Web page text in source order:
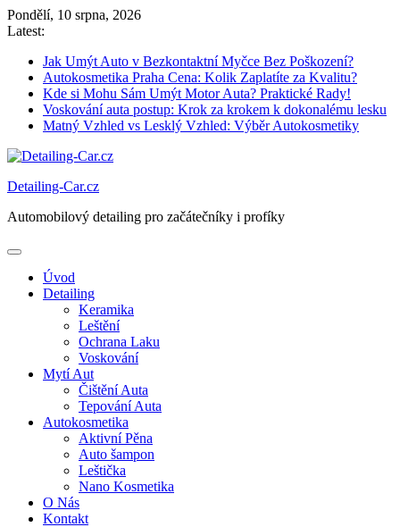
Skip
to
Pondělí, 10 srpna, 2026
Latest:
Jak Umýt Auto v Bezkontaktní Myčce Bez Poškození?
Autokosmetika Praha Cena: Kolik Zaplatíte za Kvalitu?
Kde si Mohu Sám Umýt Motor Auta? Praktické Rady!
Voskování auta postup: Krok za krokem k dokonalému lesku
Matný Vzhled vs Lesklý Vzhled: Výběr Autokosmetiky
Detailing-Car.cz
Automobilový detailing pro začátečníky i profíky
Úvod
Detailing
Keramika
Leštění
Ochrana Laku
Voskování
Mytí Aut
Čištění Auta
Tepování Auta
Autokosmetika
Aktivní Pěna
Auto šampon
Leštička
Nano Kosmetika
O Nás
Kontakt